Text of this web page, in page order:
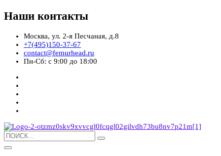
Наши контакты
Москва, ул. 2-я Песчаная, д.8
+7(495)150-37-67
contact@femurhead.ru
Пн-Сб: с 9:00 до 18:00